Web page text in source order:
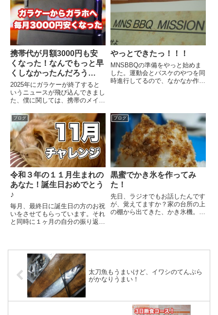
が、、、新商品をひたすら食べて
いるんですよね。でもこの日
は、、、もう一つ食べることにな
った...
携帯代が月額3000円も安
くなった！なんでもっと早
くしなかったんだろう…
2025年にガラケーが終了すると
いうニュースが飛び込んできまし
た、僕に関しては、携帯のメイン
はというと、電話ができる状態に
なっていないんです。データSIM
が刺さってるんでね。だからこ
そ、ガラケーのニュースには人...
やっとできたっ！！！
MNSBBQの準備をやっと始めま
した。運動会とバスケのやつを同
時進行してるので、なかなか作業
で、、、BBQができなかったよ
うの謎解きを作ったのです。なん
ブログ
令和３年の１１月生まれの
あなた！誕生日おめでとう
♪
毎月、最終日に誕生日の方のお祝
いをさせてもらっています。それ
と同時に１ヶ月の自分の振り返り
して欲しいです。また来年お祝い
させてください。
ブログ
黒蜜でかき氷を作ってみ
た！
先日、ラジオでもお話したんです
が、覚えてますか？家の台所の上
の棚から出てきた、かき氷機。な
ら、、、シャリシャリに削れるタ
太刀魚もうまいけど、イワシのてんぷら
がかなりうまい！